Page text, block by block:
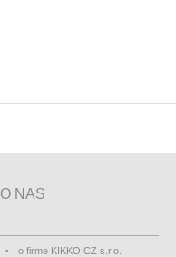
O NAS
o firme KIKKO CZ s.r.o.